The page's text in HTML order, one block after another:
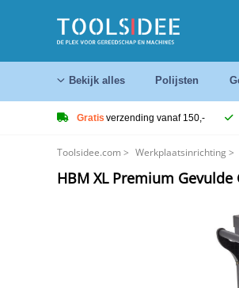
Bekijk alles Polijsten
Gratis verzending vanaf 150,-
Toolsidee.com > Werkplaatsinrichting >
HBM XL Premium